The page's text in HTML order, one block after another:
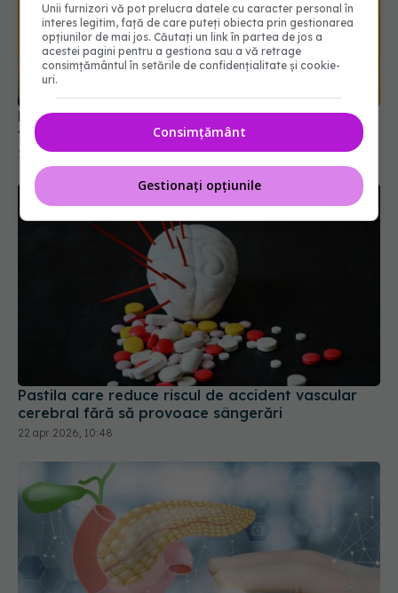
Medicamentul care ajută creierul să elimine
toxinele asociate Alzheimer
18 iun 2026, 17:37
Pastila care reduce riscul de accident vascular
cerebral fără să provoace sângerări
22 apr 2026, 10:48
Unii furnizori vă pot prelucra datele cu caracter personal în
interes legitim, față de care puteți obiecta prin gestionarea
opțiunilor de mai jos. Căutați un link în partea de jos a
acestei pagini pentru a gestiona sau a vă retrage
consimțământul în setările de confidențialitate și cookie-
uri.
Consimțământ
Gestionați opțiunile